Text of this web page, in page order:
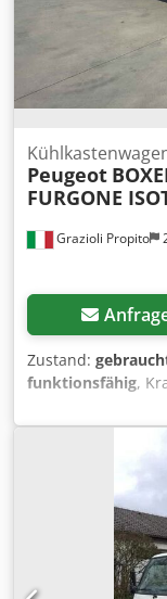
Grazioli Propito
Peugeot
FURGONE
Zustand:
funktionsfähig,
Blatt,
,
isothermer
Zertifikat, gültig
Hubraum: 2179
Abgasnorm: Euro
Innenlänge: 3370
Innenbreite: 1750